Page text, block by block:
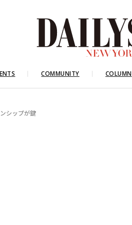
COMMUNITY COLUMN
シップが鍵